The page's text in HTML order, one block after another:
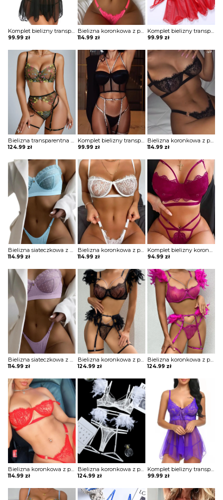
Komplet bielizny transparentna koszulka i stringi
99.99 zł
Bielizna koronkowa z paskami
114.99 zł
Komplet bielizny transparentna koszulka i stringi
99.99 zł
Bielizna transparentna trzyczęściowa
124.99 zł
Komplet bielizny transparentnej z paskami z cyrkoniami
99.99 zł
Bielizna koronkowa z paskami
114.99 zł
Bielizna siateczkowa z zabudowanym stanikiem i wyciętymi majtkami
114.99 zł
Bielizna koronkowa z paskami
114.99 zł
Komplet bielizny koronkowej z ozdobnymi paskami
94.99 zł
Bielizna siateczkowa z zabudowanym stanikiem i wyciętymi majtkami
114.99 zł
Bielizna koronkowa z piórami trzyczęściowa
124.99 zł
Bielizna koronkowa z piórami trzyczęściowa
124.99 zł
Bielizna koronkowa z paskami
114.99 zł
Bielizna koronkowa z piórami trzyczęściowa
124.99 zł
Komplet bielizny transparentna koszulka i stringi
99.99 zł